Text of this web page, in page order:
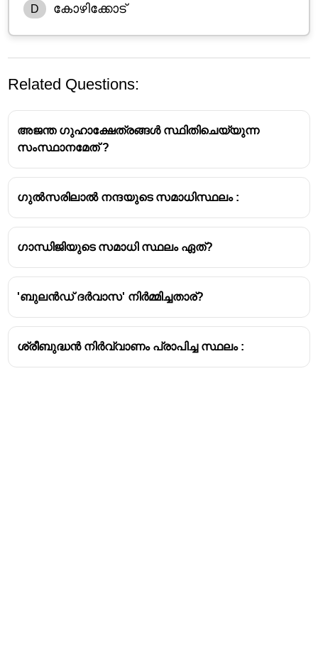
D കോഴിക്കോട്
പഴശ്ശി സ്മാരകം സ്ഥിതി ചെയ്യുന്നത് -
മാനന്തവാടി
കോഴിക്കോട്
പഴശ്ശി ഡാം സ്ഥിതിചെയ്യുന്നത് - കണ്ണൂർ
Related Questions:
അജന്ത ഗുഹാക്ഷേത്രങ്ങൾ സ്ഥിതിചെയ്യുന്ന
സംസ്ഥാനമേത് ?
ഗുൽസരിലാൽ നന്ദയുടെ സമാധിസ്ഥലം :
ഗാന്ധിജിയുടെ സമാധി സ്ഥലം ഏത്?
'ബുലൻഡ് ദർവാസ' നിർമ്മിച്ചതാര്?
ശ്രീബുദ്ധൻ നിർവ്വാണം പ്രാപിച്ച സ്ഥലം :